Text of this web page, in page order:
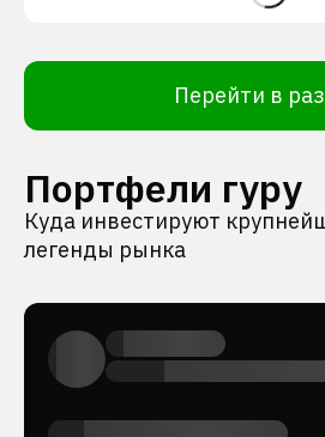
Перейти в
Портфели гуру
Куда инвестируют
легенды рынка